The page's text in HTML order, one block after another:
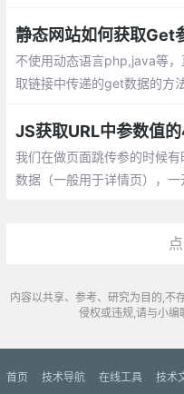
址。
不使用动态语言php,java等，
取链接中传递的get数据的方
来的url进行简单地解析即可。
JS获取URL中参数值
我们在做页面跳传参的时候
数据（一般用于详情页），
内容以共享、参考、研究为目的,不
侵权或违规,请与小编
首页 技术导航 在线工具 技术